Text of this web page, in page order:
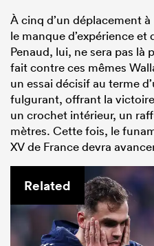
À cinq d’un déplacement à
le manque d’expérience et
Penaud, lui, ne sera pas là
fait contre ces mêmes
un essai décisif au terme
fulgurant, offrant la
un crochet intérieur, un
mètres. Cette fois, le
XV de France devra
Related